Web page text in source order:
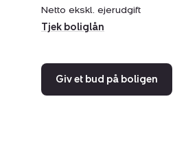
Netto ekskl. ejerudgift
Tjek boliglån
Giv et bud på boligen